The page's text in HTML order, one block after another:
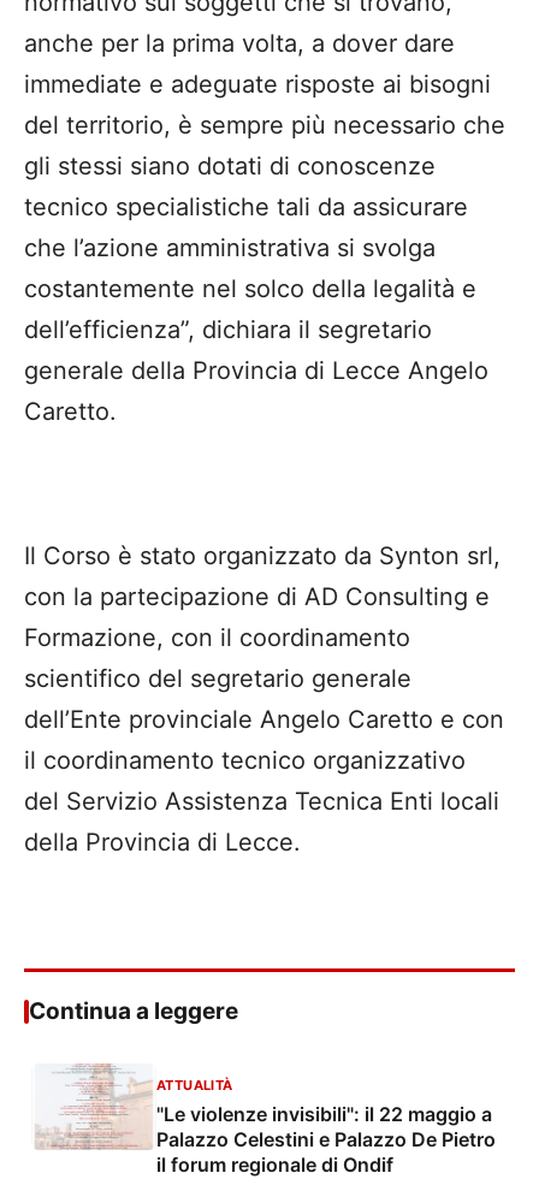
anche per la prima volta, a dover dare
immediate e adeguate risposte ai bisogni
del territorio, è sempre più necessario che
gli stessi siano dotati di conoscenze
tecnico specialistiche tali da assicurare
che l’azione amministrativa si svolga
costantemente nel solco della legalità e
dell’efficienza”, dichiara il segretario
generale della Provincia di Lecce Angelo
Caretto.
Il Corso è stato organizzato da Synton srl,
con la partecipazione di AD Consulting e
Formazione, con il coordinamento
scientifico del segretario generale
dell’Ente provinciale Angelo Caretto e con
il coordinamento tecnico organizzativo
del Servizio Assistenza Tecnica Enti locali
della Provincia di Lecce.
Continua a leggere
ATTUALITÀ
"Le violenze invisibili": il 22 maggio a
Palazzo Celestini e Palazzo De Pietro
il forum regionale di Ondif